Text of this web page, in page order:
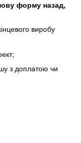
форму назад,
виробу
з доплатою чи